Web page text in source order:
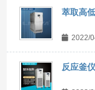
萃取高
2022/
反应釜